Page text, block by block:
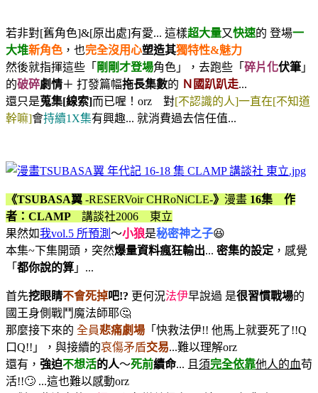
若非對[舊角色]&[原出處]有愛... 這樣超大量又快速的 登場一
大堆新角色 ，也完全沒用心塑造其獨特性&魅力
然後就指揮這些「 剛剛才登場角色」，去跑些「 碎片化伏筆 」
的破碎劇情＋ 打發篇幅拖長集數的 Ｎ國趴趴走...
還只是蒐集[線索]而已喔！orz 對[不認識的人]一直在[不知道
幹嘛]會持續1X集有興趣... 就消費過去信任值...
《TSUBASA翼 -RESERVoir CHRoNiCLE-》 漫畫 16集 作
者：CLAMP 講談社2006 東立
果然如我vol.5 所預測 ～小狼是秘密神之子😆
本集~下集開頭，突然爆量資料瘋狂輸出... 密集的設定 ，感覺
「 都你說的算 」...
首先挖眼睛不會死掉吧!? 更何況法伊早說過 是很習慣戰場的
國王身側戰鬥魔法師耶🤔
那麼接下來的 全員悲痛劇場 「快救法伊!! 他馬上就要死了!!Q
口Q!!」，與接續的哀傷矛盾交易...難以理解orz
還有， 強迫不想活的人～死前續命... 且 須完全依靠他人的血苟
活!!🙄 ...這也難以感動orz